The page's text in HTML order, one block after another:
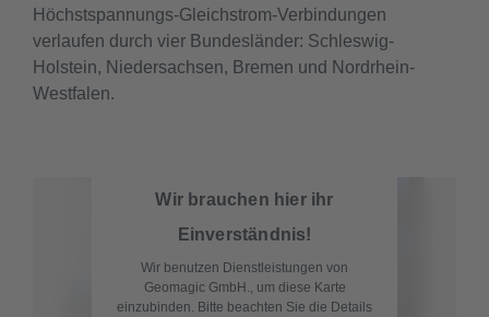
Höchstspannungs-Gleichstrom-Verbindungen
verlaufen durch vier Bundesländer: Schleswig-
Holstein, Niedersachsen, Bremen und Nordrhein-
Westfalen.
Wir brauchen hier ihr
Einverständnis!
Wir benutzen Dienstleistungen von
Geomagic GmbH., um diese Karte
einzubinden. Bitte beachten Sie die Details